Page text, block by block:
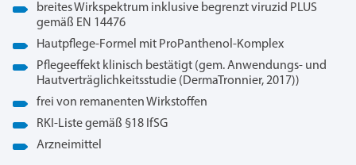
breites Wirkspektrum inklusive begrenzt viruzid PLUS
gemäß EN 14476
Hautpflege-Formel mit ProPanthenol-Komplex
Pflegeeffekt klinisch bestätigt (gem. Anwendungs- und
Hautverträglichkeitsstudie (DermaTronnier, 2017))
frei von remanenten Wirkstoffen
RKI-Liste gemäß §18 IfSG
Arzneimittel